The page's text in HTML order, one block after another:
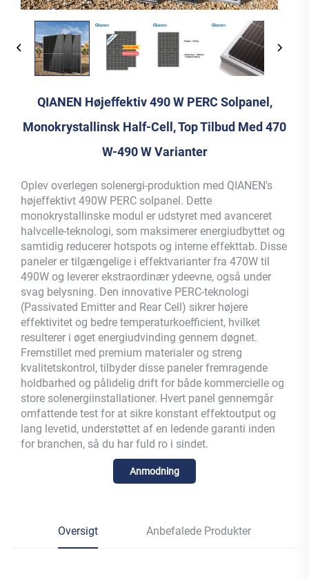
QIANEN Højeffektiv 490 W PERC Solpanel,
Monokrystallinsk Half-Cell, Top Tilbud Med 470
W-490 W Varianter
Oplev overlegen solenergi-produktion med QIANEN's
højeffektivt 490W PERC solpanel. Dette
monokrystallinske modul er udstyret med avanceret
halvcelle-teknologi, som maksimerer energiudbyttet og
samtidig reducerer hotspots og interne effekttab. Disse
paneler er tilgængelige i effektvarianter fra 470W til
490W og leverer ekstraordinær ydeevne, også under
svag belysning. Den innovative PERC-teknologi
(Passivated Emitter and Rear Cell) sikrer højere
effektivitet og bedre temperaturkoefficient, hvilket
resulterer i øget energiudvinding gennem døgnet.
Fremstillet med premium materialer og streng
kvalitetskontrol, tilbyder disse paneler fremragende
holdbarhed og pålidelig drift for både kommercielle og
store solenergiinstallationer. Hvert panel gennemgår
omfattende test for at sikre konstant effektoutput og
lang levetid, understøttet af en ledende garanti inden
for branchen, så du har fuld ro i sindet.
Anmodning
Oversigt Anbefalede Produkter